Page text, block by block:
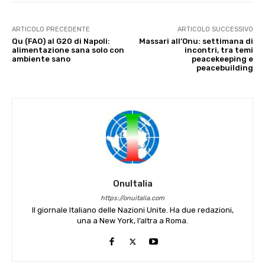
ARTICOLO PRECEDENTE
Qu (FAO) al G20 di Napoli:
alimentazione sana solo con
ambiente sano
ARTICOLO SUCCESSIVO
Massari all’Onu: settimana di
incontri, tra temi
peacekeeping e
peacebuilding
OnuItalia
https://onuitalia.com
Il giornale Italiano delle Nazioni Unite. Ha due redazioni,
una a New York, l’altra a Roma.